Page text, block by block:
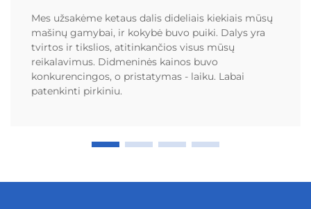
Mes užsakėme ketaus dalis dideliais kiekiais mūsų
mašinų gamybai, ir kokybė buvo puiki. Dalys yra
tvirtos ir tikslios, atitinkančios visus mūsų
reikalavimus. Didmeninės kainos buvo
konkurencingos, o pristatymas - laiku. Labai
patenkinti pirkiniu.